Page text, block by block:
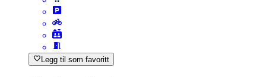
Legg til som favoritt